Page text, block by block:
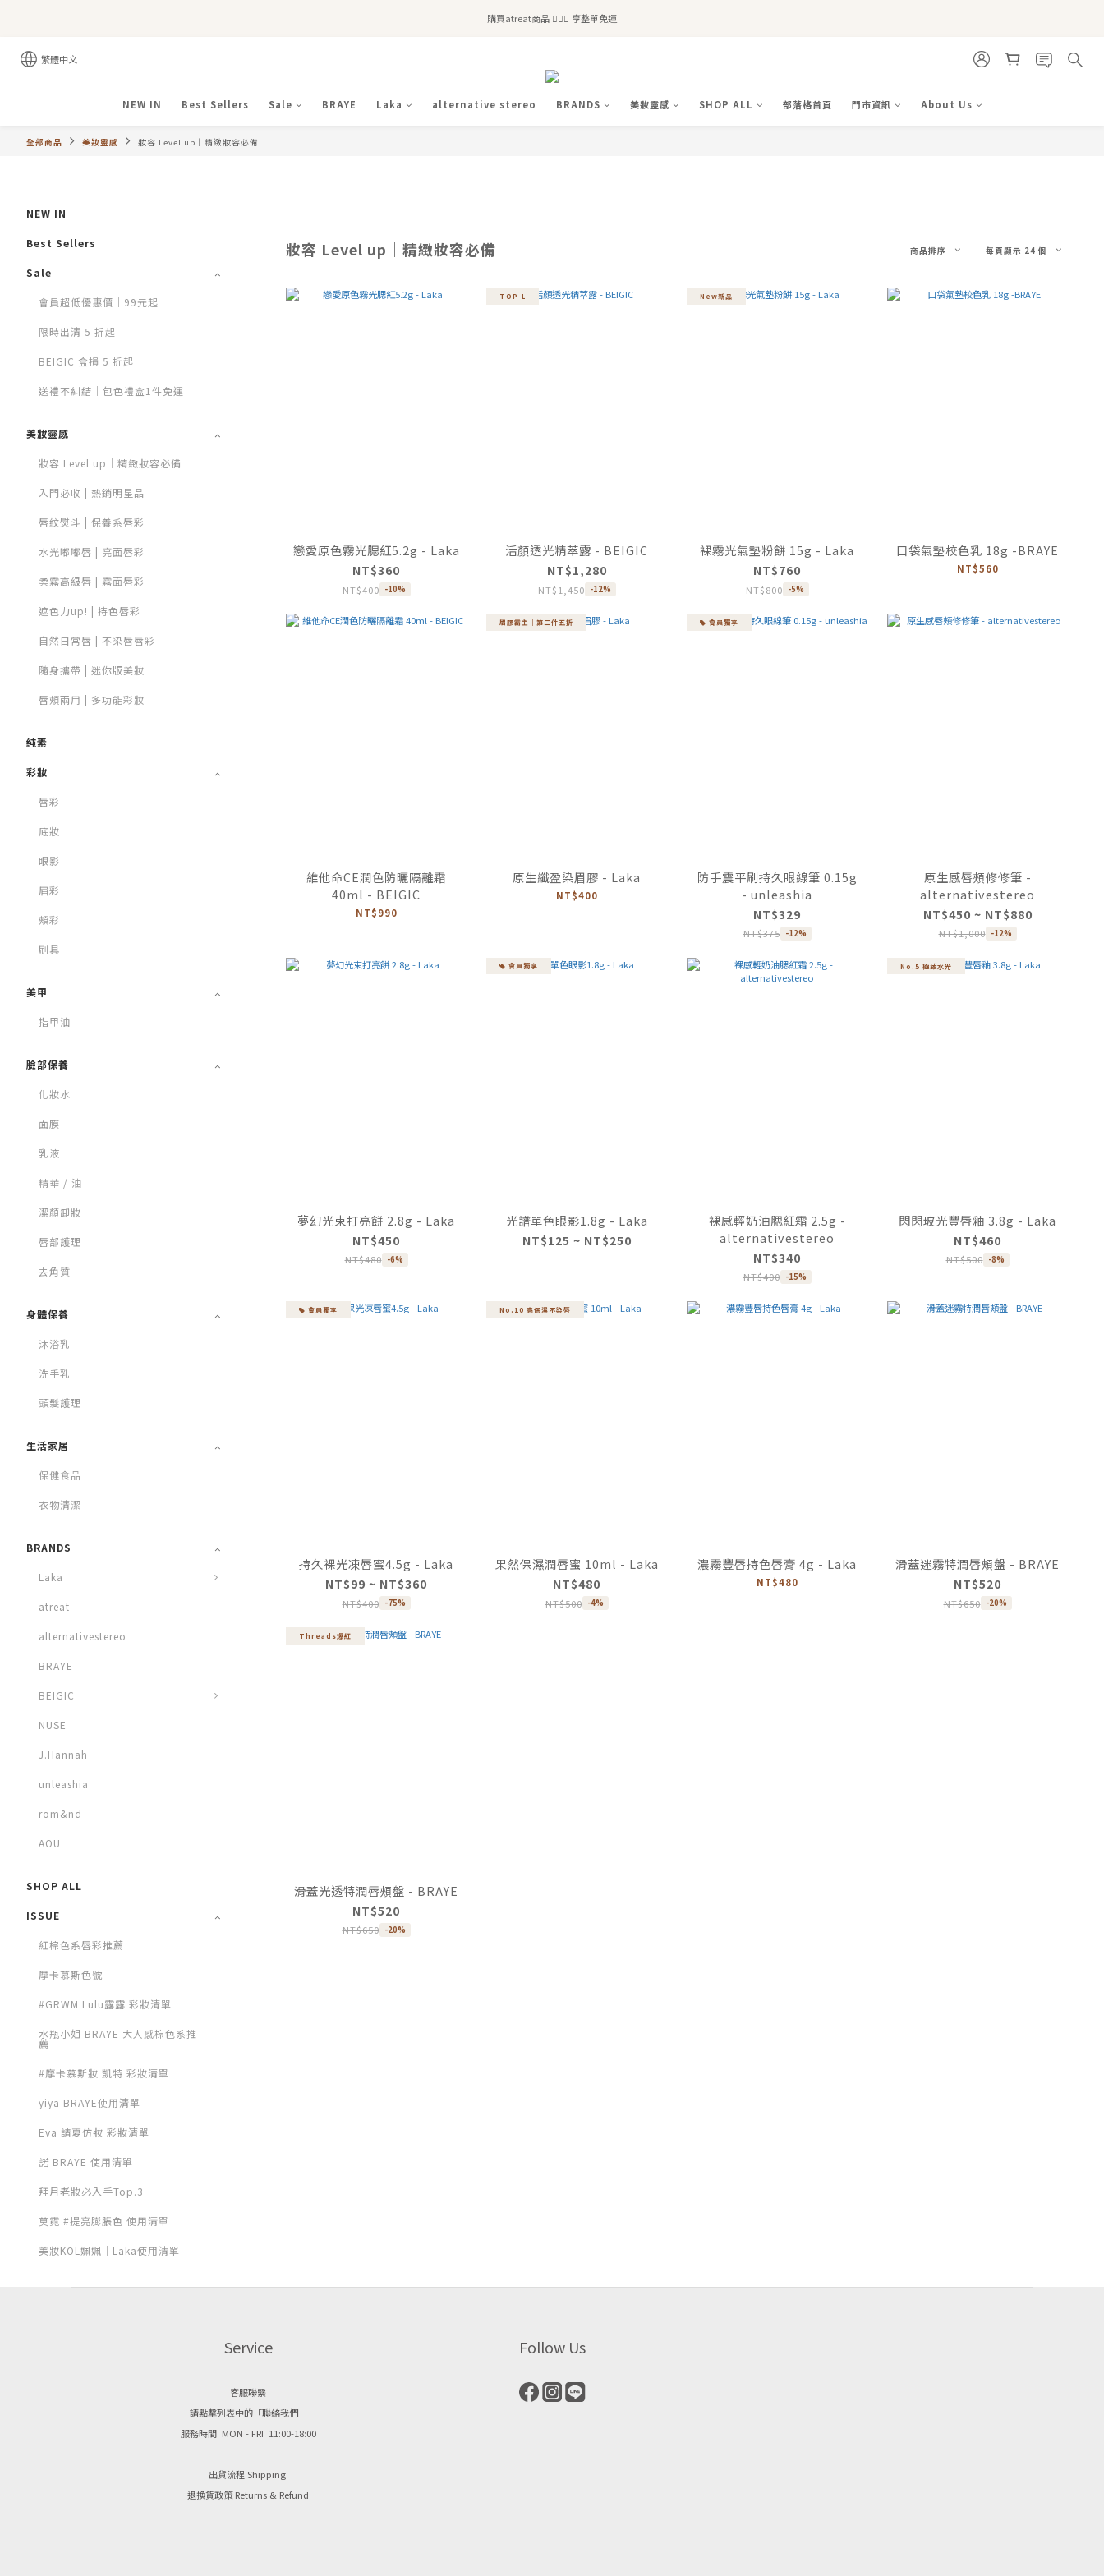
全站滿$2,500免運｜6/30前 含新品滿$1,300超取免運
購買atreat商品 💆🏻‍♀️ 享整單免運
繁體中文
NEW IN Best Sellers Sale BRAYE Laka alternative stereo BRANDS 美妝靈感 SHOP ALL 部落格首頁 門市資訊 About Us
全部商品 美妝靈感 妝容 Level up｜精緻妝容必備
NEW IN
Best Sellers
Sale
會員超低優惠價｜99元起
限時出清 5 折起
BEIGIC 盒損 5 折起
送禮不糾結｜包色禮盒1件免運
美妝靈感
妝容 Level up｜精緻妝容必備
入門必收 | 熱銷明星品
唇紋熨斗 | 保養系唇彩
水光嘟嘟唇 | 亮面唇彩
柔霧高級唇 | 霧面唇彩
遮色力up! | 持色唇彩
自然日常唇 | 不染唇唇彩
隨身攜帶 | 迷你版美妝
唇頰兩用 | 多功能彩妝
純素
彩妝
唇彩
底妝
眼影
眉彩
頰彩
刷具
美甲
指甲油
臉部保養
化妝水
面膜
乳液
精華 / 油
潔顏卸妝
唇部護理
去角質
身體保養
沐浴乳
洗手乳
頭髮護理
生活家居
保健食品
衣物清潔
BRANDS
Laka
atreat
alternativestereo
BRAYE
BEIGIC
NUSE
J.Hannah
unleashia
rom&nd
AOU
SHOP ALL
ISSUE
紅棕色系唇彩推薦
摩卡慕斯色號
#GRWM Lulu露露 彩妝清單
水瓶小姐 BRAYE 大人感棕色系推
薦
#摩卡慕斯妝 凱特 彩妝清單
yiya BRAYE使用清單
Eva 請夏仿妝 彩妝清單
諾 BRAYE 使用清單
拜月老妝必入手Top.3
莫霓 #提亮膨脹色 使用清單
美妝KOL姵姵｜Laka使用清單
妝容 Level up｜精緻妝容必備 商品排序 每頁顯示 24 個
戀愛原色霧光腮紅5.2g - Laka
NT$360
NT$400 -10%
TOP 1
活顏透光精萃露 - BEIGIC
NT$1,280
NT$1,450 -12%
New新品
裸霧光氣墊粉餅 15g - Laka
NT$760
NT$800 -5%
口袋氣墊校色乳 18g -BRAYE
NT$560
維他命CE潤色防曬隔離霜
40ml - BEIGIC
NT$990
眉膠霸主｜第二件五折
原生纖盈染眉膠 - Laka
NT$400
會員獨享
防手震平刷持久眼線筆 0.15g
- unleashia
NT$329
NT$375 -12%
原生感唇頰修修筆 -
alternativestereo
NT$450 ~ NT$880
NT$1,000 -12%
夢幻光束打亮餅 2.8g - Laka
NT$450
NT$480 -6%
會員獨享
光譜單色眼影1.8g - Laka
NT$125 ~ NT$250
裸感輕奶油腮紅霜 2.5g -
alternativestereo
NT$340
NT$400 -15%
No.5 極致水光
閃閃玻光豐唇釉 3.8g - Laka
NT$460
NT$500 -8%
會員獨享
持久裸光凍唇蜜4.5g - Laka
NT$99 ~ NT$360
NT$400 -75%
No.10 高保濕不染唇
果然保濕潤唇蜜 10ml - Laka
NT$480
NT$500 -4%
濃霧豐唇持色唇膏 4g - Laka
NT$480
滑蓋迷霧特潤唇頰盤 - BRAYE
NT$520
NT$650 -20%
Threads爆紅
滑蓋光透特潤唇頰盤 - BRAYE
NT$520
NT$650 -20%
Service
客服聯繫
請點擊列表中的「聯絡我們」
服務時間 MON - FRI 11:00-18:00
出貨流程 Shipping
退換貨政策 Returns & Refund
Follow Us